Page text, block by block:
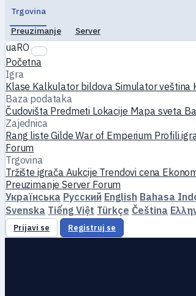
Trgovina
Preuzimanje
Server
uaRO
Početna
Igra
Klase Kalkulator bildovaSimulator veština
Baza podataka
Čudovišta Predmeti Lokacije Mapa sveta
Zajednica
Rang listeGildeWar of Emperium Profili
Forum
Trgovina
Tržište igrača Aukcije Trendovi cena
PreuzimanjeServer Forum
Українська Русский English Bahasa
Svenska Tiếng Việt Türkçe Čeština
Prijavi se Registruj se